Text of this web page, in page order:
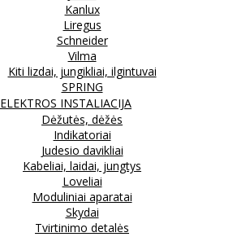
Kanlux
Liregus
Schneider
Vilma
Kiti lizdai, jungikliai, ilgintuvai
SPRING
ELEKTROS INSTALIACIJA
Dėžutės, dėžės
Indikatoriai
Judesio davikliai
Kabeliai, laidai, jungtys
Loveliai
Moduliniai aparatai
Skydai
Tvirtinimo detalės